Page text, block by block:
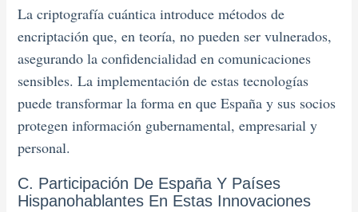
La criptografía cuántica introduce métodos de
encriptación que, en teoría, no pueden ser vulnerados,
asegurando la confidencialidad en comunicaciones
sensibles. La implementación de estas tecnologías
puede transformar la forma en que España y sus socios
protegen información gubernamental, empresarial y
personal.
C. Participación De España Y Países
Hispanohablantes En Estas Innovaciones